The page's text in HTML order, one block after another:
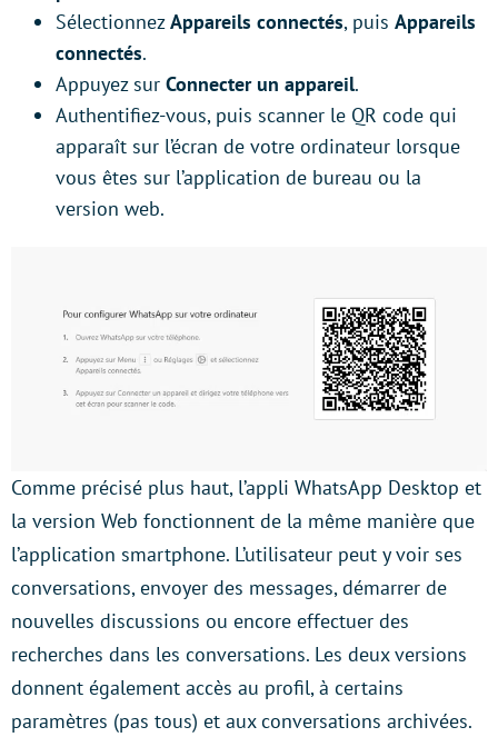
SélectionnezAppareils connectés, puis Appareils
connectés.
Appuyez sur Connecter un appareil.
Authentifiez-vous, puis scanner le QR code qui
apparaît sur l’écran de votre ordinateur lorsque
vous êtes sur l’application de bureau ou la
version web.
Comme précisé plus haut, l’appli WhatsApp Desktop et
la version Web fonctionnent de la même manière que
l’application smartphone. L’utilisateur peut y voir ses
conversations, envoyer des messages, démarrer de
nouvelles discussions ou encore effectuer des
recherches dans les conversations. Les deux versions
donnent également accès au profil, à certains
paramètres (pas tous) et aux conversations archivées.